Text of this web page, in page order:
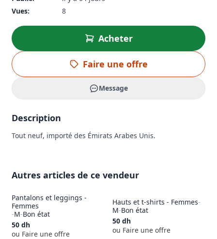
Vues:
8
Acheter
Faire une offre
Message
Description
Tout neuf, importé des Émirats Arabes Unis.
Autres articles de ce vendeur
Pantalons et leggings -
Femmes
-M-Bon état
50 dh
ou Faire une offre
Hauts et t-shirts - Femmes-
M-Bon état
50 dh
ou Faire une offre